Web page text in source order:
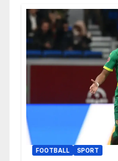
FOOTBALL SPORT